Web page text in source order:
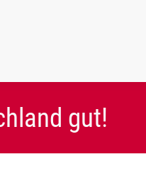
gut!